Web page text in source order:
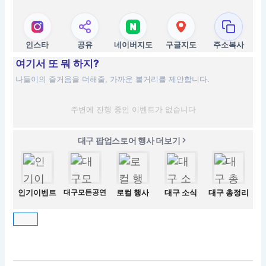
인스타 공유 네이버지도 구글지도 주소복사
여기서 또 뭐 하지?
나들이의 즐거움을 더해줄, 가까운 볼거리를 제안합니다.
주변에 진행 중인 이벤트가 없습니다
대구 팝업스토어 행사 더보기
인기이벤트 대구모든공연 로컬 행사 대구 소식 대구 총정리